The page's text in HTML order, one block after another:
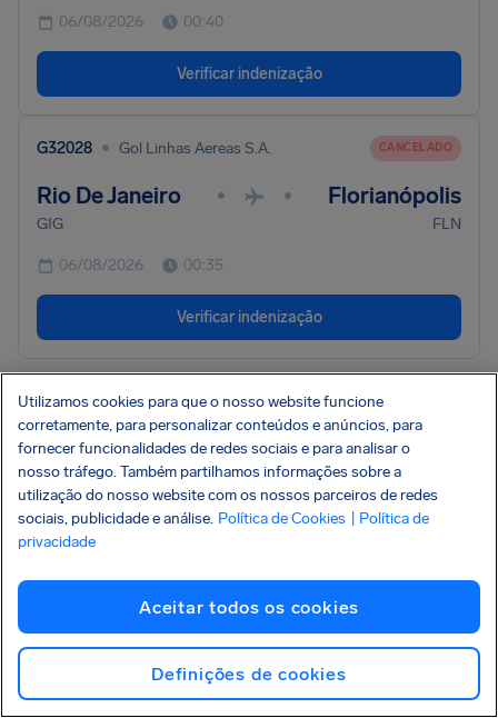
06/08/2026 00:40
Verificar indenização
G32028 • Gol Linhas Aereas S.A. CANCELADO
Rio De Janeiro • • Florianópolis
GIG FLN
06/08/2026 00:35
Verificar indenização
Seu voo não está aqui? Use nossa verificação de
indenização integral e nós analisaremos para
você. Consultar voo
Mais companhias aéreas com as quais
Utilizamos cookies para que o nosso website funcione
corretamente, para personalizar conteúdos e anúncios, para
fornecer funcionalidades de redes sociais e para analisar o
nosso tráfego. Também partilhamos informações sobre a
utilização do nosso website com os nossos parceiros de redes
sociais, publicidade e análise. Política de Cookies
| Política de
privacidade
Aceitar todos os cookies
Definições de cookies